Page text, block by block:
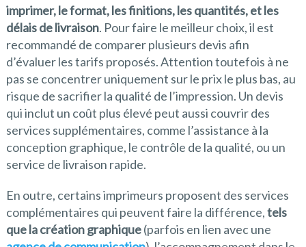
imprimer, le format, les finitions, les quantités, et les
délais de livraison. Pour faire le meilleur choix, il est
recommandé de comparer plusieurs devis afin
d’évaluer les tarifs proposés. Attention toutefois à ne
pas se concentrer uniquement sur le prix le plus bas, au
risque de sacrifier la qualité de l’impression. Un devis
qui inclut un coût plus élevé peut aussi couvrir des
services supplémentaires, comme l’assistance à la
conception graphique, le contrôle de la qualité, ou un
service de livraison rapide.
En outre, certains imprimeurs proposent des services
complémentaires qui peuvent faire la différence,tels
que la création graphique(parfois en lien avec une